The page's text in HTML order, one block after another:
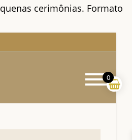
cerimônias. Formato
Menu
0